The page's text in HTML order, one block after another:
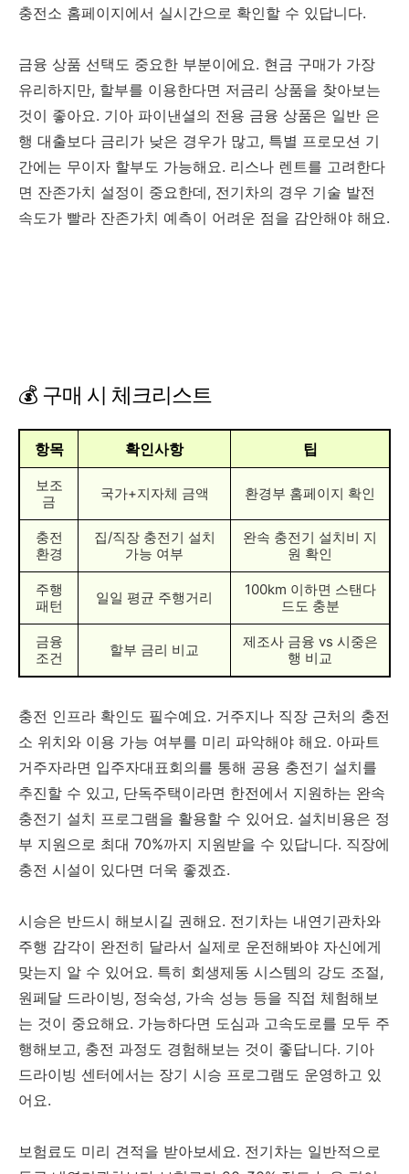
충전소 홈페이지에서 실시간으로 확인할 수 있답니다.
금융 상품 선택도 중요한 부분이에요. 현금 구매가 가장
유리하지만, 할부를 이용한다면 저금리 상품을 찾아보는
것이 좋아요. 기아 파이낸셜의 전용 금융 상품은 일반 은
행 대출보다 금리가 낮은 경우가 많고, 특별 프로모션 기
간에는 무이자 할부도 가능해요. 리스나 렌트를 고려한다
면 잔존가치 설정이 중요한데, 전기차의 경우 기술 발전
속도가 빨라 잔존가치 예측이 어려운 점을 감안해야 해요.
💰 구매 시 체크리스트
항목 확인사항 팁
보조
금
국가+지자체 금액 환경부 홈페이지 확인
충전
환경
집/직장 충전기 설치
가능 여부
완속 충전기 설치비 지
원 확인
주행
패턴
일일 평균 주행거리
100km 이하면 스탠다
드도 충분
금융
조건
할부 금리 비교
제조사 금융 vs 시중은
행 비교
충전 인프라 확인도 필수예요. 거주지나 직장 근처의 충전
소 위치와 이용 가능 여부를 미리 파악해야 해요. 아파트
거주자라면 입주자대표회의를 통해 공용 충전기 설치를
추진할 수 있고, 단독주택이라면 한전에서 지원하는 완속
충전기 설치 프로그램을 활용할 수 있어요. 설치비용은 정
부 지원으로 최대 70%까지 지원받을 수 있답니다. 직장에
충전 시설이 있다면 더욱 좋겠죠.
시승은 반드시 해보시길 권해요. 전기차는 내연기관차와
주행 감각이 완전히 달라서 실제로 운전해봐야 자신에게
맞는지 알 수 있어요. 특히 회생제동 시스템의 강도 조절,
원페달 드라이빙, 정숙성, 가속 성능 등을 직접 체험해보
는 것이 중요해요. 가능하다면 도심과 고속도로를 모두 주
행해보고, 충전 과정도 경험해보는 것이 좋답니다. 기아
드라이빙 센터에서는 장기 시승 프로그램도 운영하고 있
어요.
보험료도 미리 견적을 받아보세요. 전기차는 일반적으로